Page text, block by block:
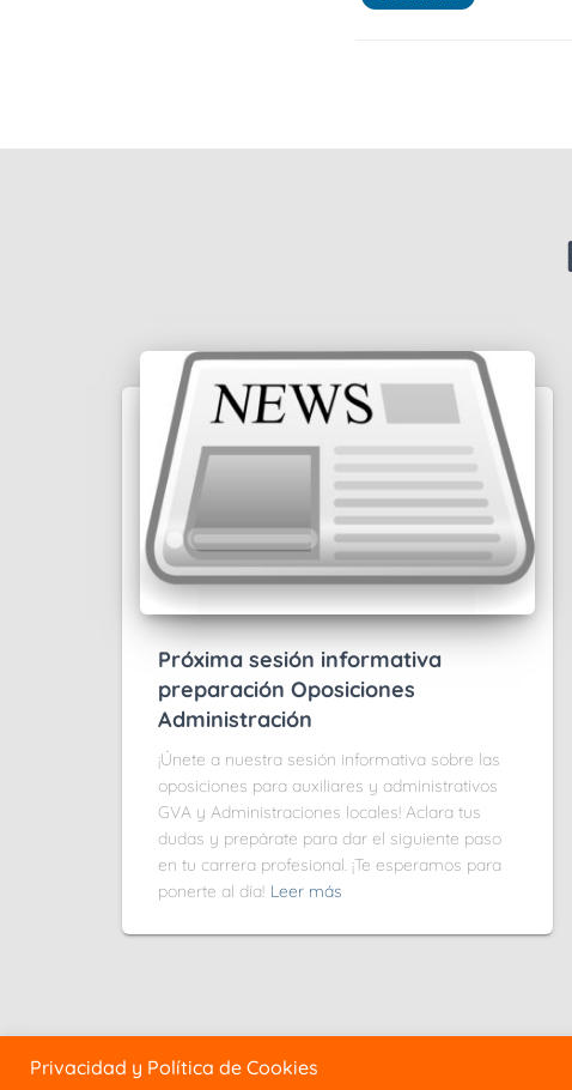
Próxima sesión informativa
preparación Oposiciones
Administración
¡Únete a nuestra sesión informativa sobre las
oposiciones para auxiliares y administrativos
GVA y Administraciones locales! Aclara tus
dudas y prepárate para dar el siguiente paso
en tu carrera profesional. ¡Te esperamos para
ponerte al día! Leer más
Privacidad y Política de Cookies